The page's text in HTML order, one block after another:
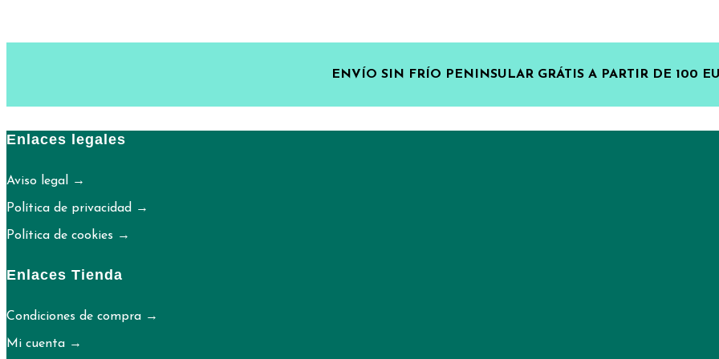
ENVÍO SIN FRÍO PENINSULAR GRÁTIS A PARTIR DE 100
Enlaces legales
Aviso legal →
Política de privacidad →
Política de cookies →
Enlaces Tienda
Condiciones de compra →
Mi cuenta →